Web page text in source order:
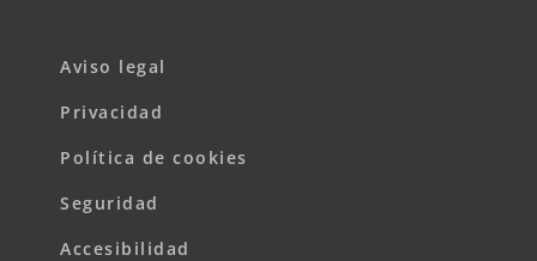
Aviso legal
Privacidad
Política de cookies
Seguridad
Accesibilidad